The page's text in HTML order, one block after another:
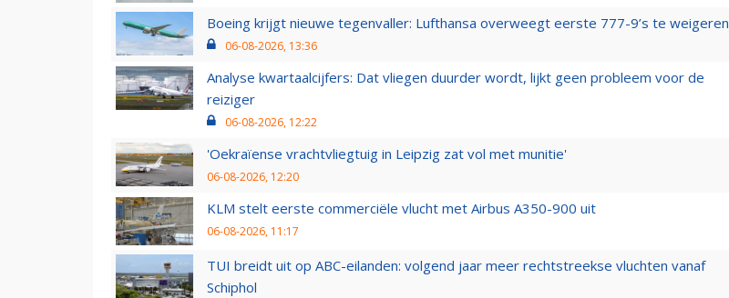
Boeing krijgt nieuwe tegenvaller: Lufthansa overweegt eerste 777-9’s te weigeren
06-08-2026, 13:36
Analyse kwartaalcijfers: Dat vliegen duurder wordt, lijkt geen probleem voor de
reiziger
06-08-2026, 12:22
'Oekraïense vrachtvliegtuig in Leipzig zat vol met munitie'
06-08-2026, 12:20
KLM stelt eerste commerciële vlucht met Airbus A350-900 uit
06-08-2026, 11:17
TUI breidt uit op ABC-eilanden: volgend jaar meer rechtstreekse vluchten vanaf
Schiphol